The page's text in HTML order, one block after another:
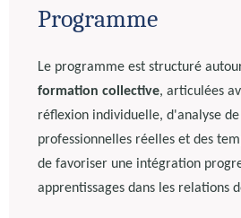
Programme
Le programme est structuré
formation collective, articulées
réflexion individuelle, d'analyse
professionnelles réelles et des
de favoriser une intégration
apprentissages dans les relations